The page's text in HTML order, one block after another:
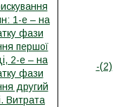
1-е – на
фази
першої
2-е – на
фази
другий
Витрата
-(2)